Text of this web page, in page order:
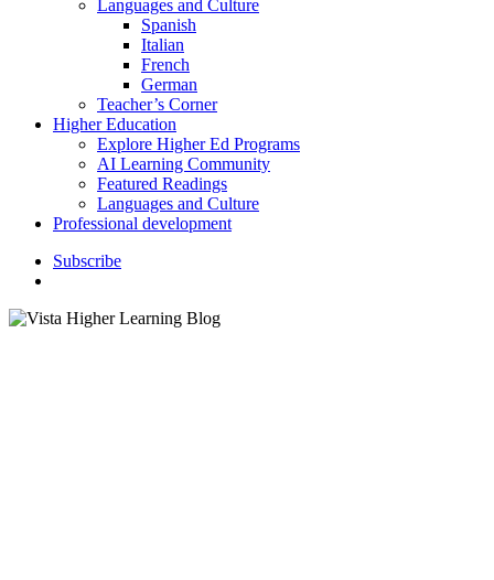
Languages and Culture
Spanish
Italian
French
German
Teacher’s Corner
Higher Education
Explore Higher Ed Programs
AI Learning Community
Featured Readings
Languages and Culture
Professional development
Subscribe